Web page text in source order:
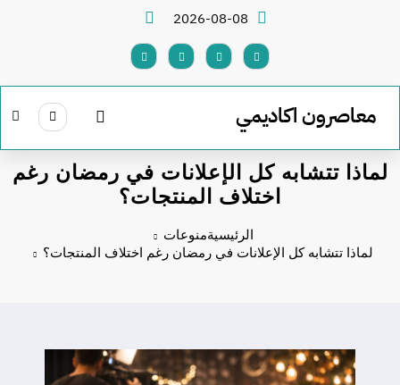
2026-08-08
معاصرون اكاديمي
لماذا تتشابه كل الإعلانات في رمضان رغم
اختلاف المنتجات؟
الرئيسيةمنوعات
لماذا تتشابه كل الإعلانات في رمضان رغم اختلاف المنتجات؟